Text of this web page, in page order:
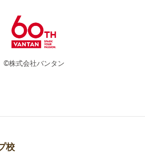
©株式会社バンタン
校